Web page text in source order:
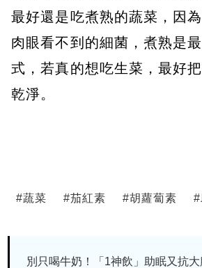
最好還是吃煮熟的蔬菜，因
肉眼看不到的細菌，煮熟是
式，若真的想吃生菜，最好
乾淨。
#蔬菜 #茄紅素 #胡蘿蔔素 #
別只喝牛奶！「1神飲」助眠又抗